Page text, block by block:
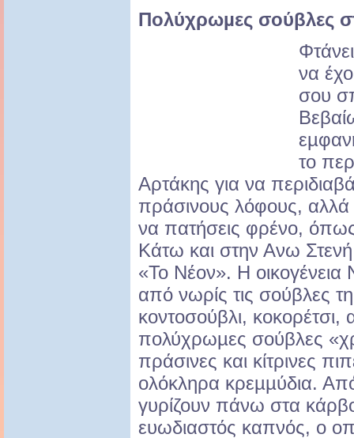
Πολύχρωµες σούβλες
να
σου
το
Αρτάκης για να
πράσινους λόφους, αλλά
να πατήσεις φρένο,
Κάτω και στην Ανω
«Το Νέον». Η οικογένεια
από νωρίς τις σούβλες
κοντοσούβλι,
πολύχρωµες σούβλες
πράσινες και κίτρινες
ολόκληρα κρεµµύδια.
γυρίζουν πάνω στα
ευωδιαστός καπνός, ο